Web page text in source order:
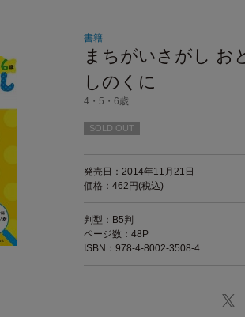
書籍
まちがいさがし お
しのくに
4・5・6歳
SOLD OUT
発売日：2014年11月21日
価格：462円(税込)
判型：B5判
ページ数：48P
ISBN：978-4-8002-3508-4